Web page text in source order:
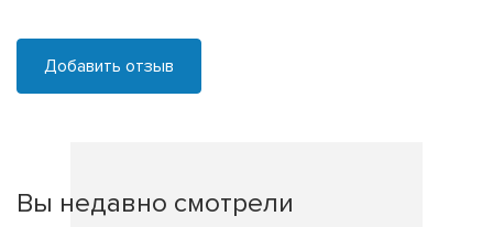
Добавить отзыв
Вы недавно смотрели